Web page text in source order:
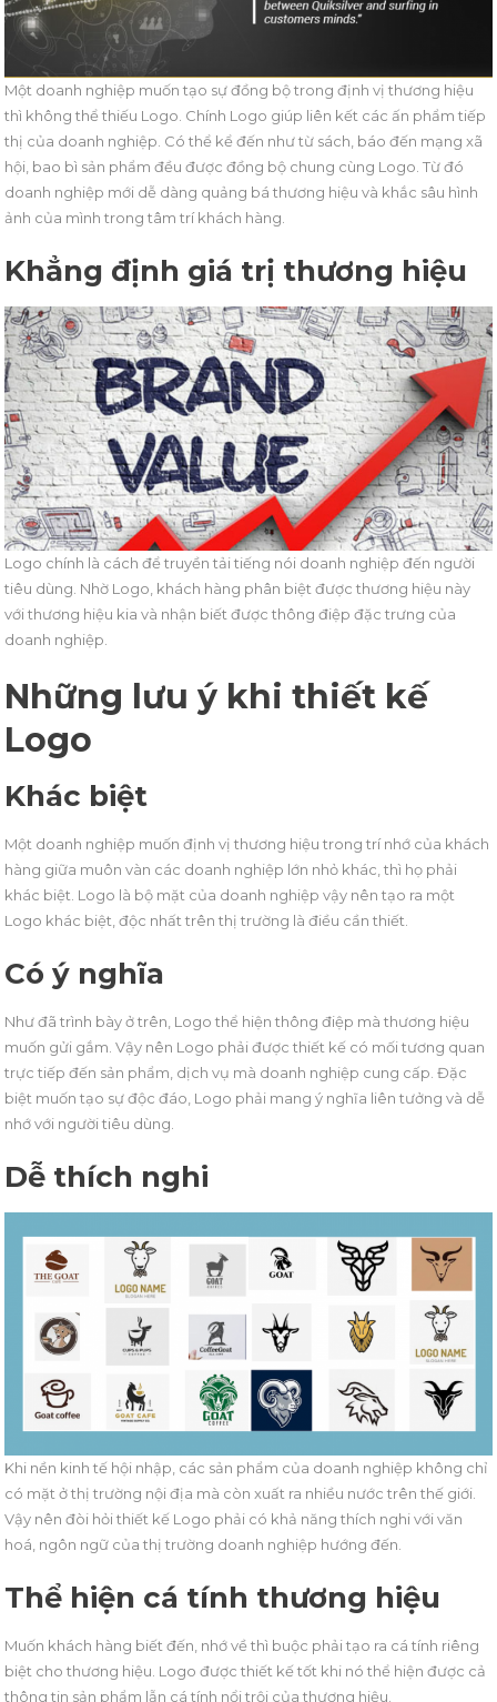
Một doanh nghiệp muốn tạo sự đồng bộ trong định vị thương hiệu
thì không thể thiếu Logo. Chính Logo giúp liên kết các ấn phẩm tiếp
thị của doanh nghiệp. Có thể kể đến như từ sách, báo đến mạng xã
hội, bao bì sản phẩm đều được đồng bộ chung cùng Logo. Từ đó
doanh nghiệp mới dễ dàng quảng bá thương hiệu và khắc sâu hình
ảnh của mình trong tâm trí khách hàng.
Khẳng định giá trị thương hiệu
Logo chính là cách để truyền tải tiếng nói doanh nghiệp đến người
tiêu dùng. Nhờ Logo, khách hàng phân biệt được thương hiệu này
với thương hiệu kia và nhận biết được thông điệp đặc trưng của
doanh nghiệp.
Những lưu ý khi thiết kế
Logo
Khác biệt
Một doanh nghiệp muốn định vị thương hiệu trong trí nhớ của khách
hàng giữa muôn vàn các doanh nghiệp lớn nhỏ khác, thì họ phải
khác biệt. Logo là bộ mặt của doanh nghiệp vậy nên tạo ra một
Logo khác biệt, độc nhất trên thị trường là điều cần thiết.
Có ý nghĩa
Như đã trình bày ở trên, Logo thể hiện thông điệp mà thương hiệu
muốn gửi gắm. Vậy nên Logo phải được thiết kế có mối tương quan
trực tiếp đến sản phẩm, dịch vụ mà doanh nghiệp cung cấp. Đặc
biệt muốn tạo sự độc đáo, Logo phải mang ý nghĩa liên tưởng và dễ
nhớ với người tiêu dùng.
Dễ thích nghi
Khi nền kinh tế hội nhập, các sản phẩm của doanh nghiệp không chỉ
có mặt ở thị trường nội địa mà còn xuất ra nhiều nước trên thế giới.
Vậy nên đòi hỏi thiết kế Logo phải có khả năng thích nghi với văn
hoá, ngôn ngữ của thị trường doanh nghiệp hướng đến.
Thể hiện cá tính thương hiệu
Muốn khách hàng biết đến, nhớ về thì buộc phải tạo ra cá tính riêng
biệt cho thương hiệu. Logo được thiết kế tốt khi nó thể hiện được cả
thông tin sản phẩm lẫn cá tính nổi trội của thương hiệu.